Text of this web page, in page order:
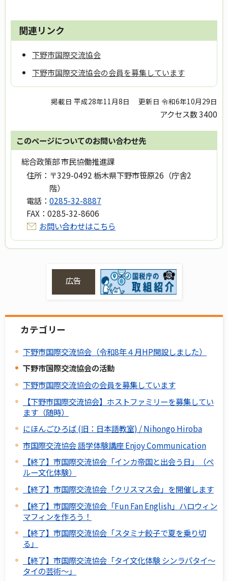
関連リンク
下野市国際交流協会
下野市国際交流協会の会員を募集しています
掲載日 平成28年11月8日 更新日 令和6年10月29日
アクセス数3400
このページについてのお問い合わせ先
総合政策部 市民協働推進課
住所： 〒329-0492 栃木県下野市笹原26（庁舎2
階）
電話： 0285-32-8887
FAX： 0285-32-8606
お問い合わせはこちら
広告
カテゴリー
下野市国際交流協会（令和8年４月HP開設しました）
下野市国際交流協会の活動
下野市国際交流協会の会員を募集しています
【下野市国際交流協会】ホストファミリーを募集してい
ます（随時）
にほんごひろば (旧：日本語教室) / Nihongo Hiroba
市国際交流協会 語学体験講座 Enjoy Communication
【終了】市国際交流協会「インカ帝国と出会う日」（ペ
ルー文化体験）
【終了】市国際交流協会「クリスマス会」を開催します
【終了】市国際交流協会「Fun Fan English」ハロウィン
マフィンを作ろう！
【終了】市国際交流協会「スタミナ餃子で夏を乗り切
る」
【終了】市国際交流協会「タイ文化体験 シンラパタイ～
タイの芸術～」